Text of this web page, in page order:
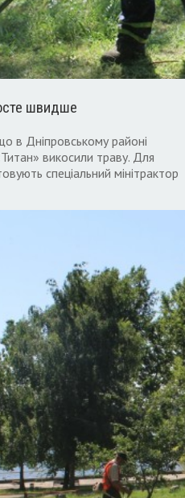
швидше
в Дніпровському районі
викосили траву. Для
спеціальний мінітрактор